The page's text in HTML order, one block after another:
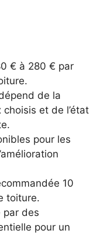
€ à 280 € par
de la
et de l’état
pour les
10
toiture.
par des
pour un